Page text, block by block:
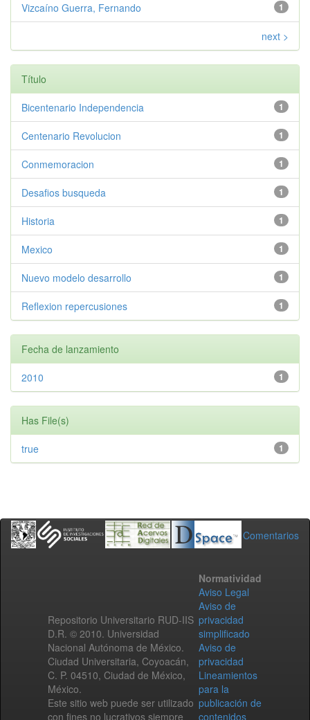
1
Vizcaíno Guerra, Fernando
next >
Título
1
Bicentenario Independencia
1
Centenario Revolucion
1
Conmemoracion
1
Desafios busqueda
1
Historia
1
Mexico
1
Nuevo modelo desarrollo
1
Reflexion repercusiones
Fecha de lanzamiento
1
2010
Has File(s)
1
true
Comentarios
Repositorio Universitario RUD-IIS
D.R. © 2010. Universidad
Nacional Autónoma de México.
Ciudad Universitaria, Coyoacán,
C. P. 04510, Ciudad de México,
México.
Este sitio web puede ser utilizado
con fines no lucrativos siempre
Normatividad
Aviso Legal
Aviso de
privacidad
simplificado
Aviso de
privacidad
Lineamientos
para la
publicación de
contenidos